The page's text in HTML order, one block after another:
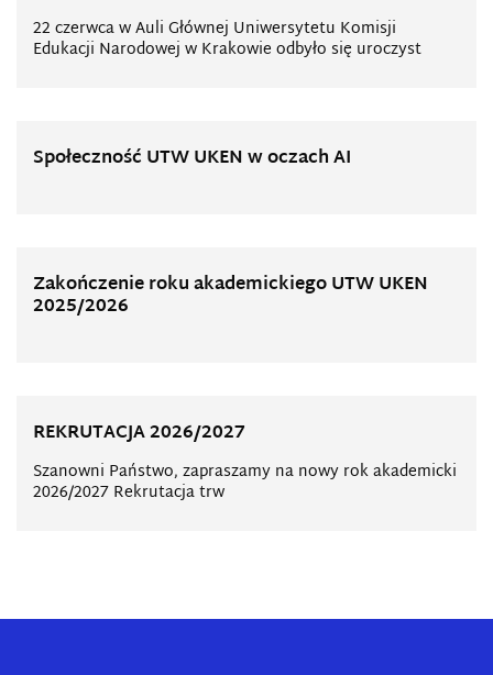
22 czerwca w Auli Głównej Uniwersytetu Komisji
Edukacji Narodowej w Krakowie odbyło się uroczyst
Społeczność UTW UKEN w oczach AI
Zakończenie roku akademickiego UTW UKEN
2025/2026
REKRUTACJA 2026/2027
Szanowni Państwo, zapraszamy na nowy rok akademicki
2026/2027 Rekrutacja trw